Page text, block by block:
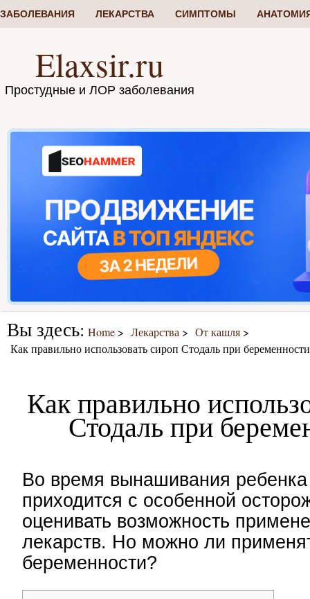
ЗАБОЛЕВАНИЯ ЛЕКАРСТВА СИМПТОМЫ
Elaxsir.ru
Простудные и ЛОР заболевания
Вы здесь: Home Лекарства
От кашля
Как правильно использовать сироп Стодаль при
Как правильно
Стодаль при
Во время вынашивания
приходится с особенной
оценивать возможность
лекарств. Но можно ли
беременности?